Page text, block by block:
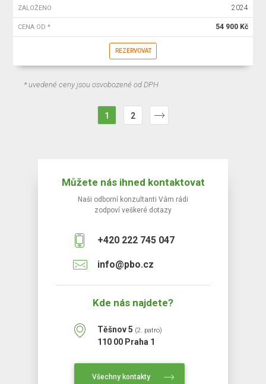
ZALOŽENO 2024
CENA OD * 54 900 Kč
REZERVOVAT
* uvedené ceny jsou osvobozené od DPH
1 2
Můžete nás ihned kontaktovat
Naši odborní konzultanti Vám rádi
zodpoví veškeré dotazy
+420 222 745 047
info@pbo.cz
Kde nás najdete?
Těšnov 5 (2. patro)
110 00 Praha 1
Všechny kontakty